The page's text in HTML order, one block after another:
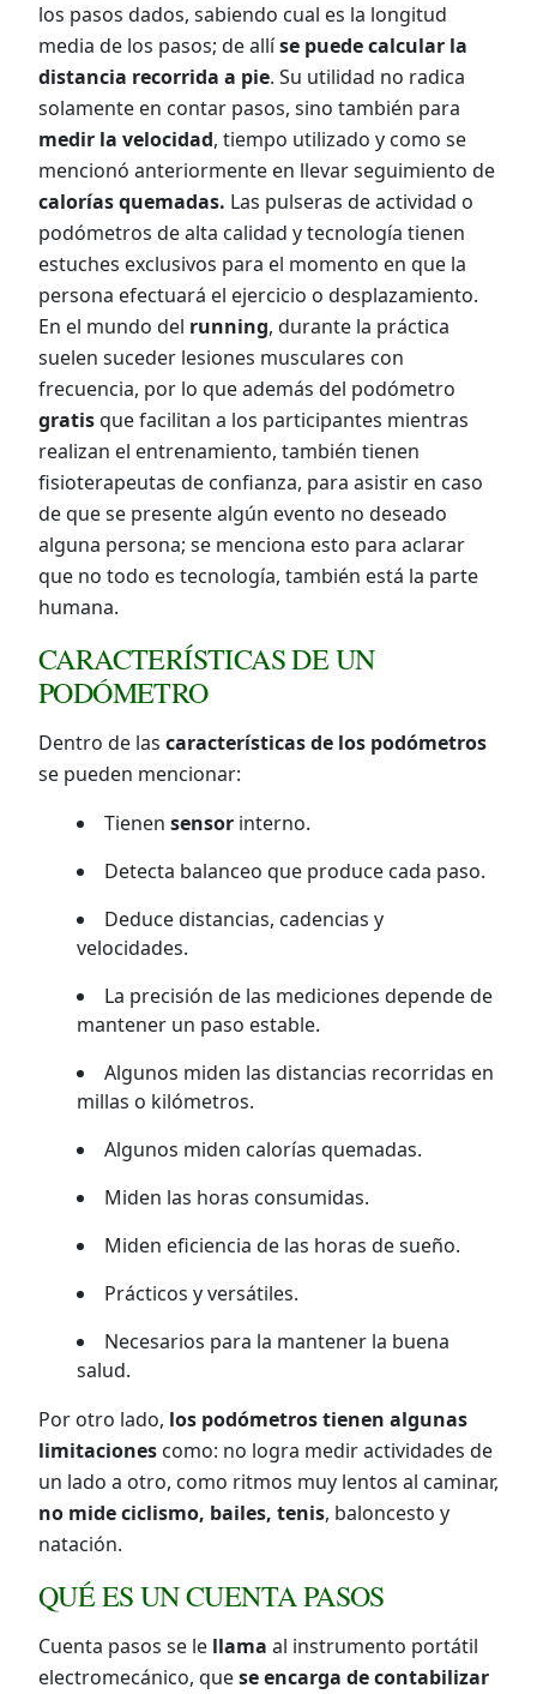
los pasos dados, sabiendo cual es la longitud
media de los pasos; de allíse puede calcular la
distancia recorrida a pie. Su utilidad no radica
solamente en contar pasos, sino también para
medir la velocidad, tiempo utilizado y como se
mencionó anteriormente en llevar seguimiento de
calorías quemadas. Las pulseras de actividad o
podómetros de alta calidad y tecnología tienen
estuches exclusivos para el momento en que la
persona efectuará el ejercicio o desplazamiento.
En el mundo del running, durante la práctica
suelen suceder lesiones musculares con
frecuencia, por lo que además del podómetro
gratisque facilitan a los participantes mientras
realizan el entrenamiento, también tienen
fisioterapeutas de confianza, para asistir en caso
de que se presente algún evento no deseado
alguna persona; se menciona esto para aclarar
que no todo es tecnología, también está la parte
humana.
CARACTERÍSTICAS DE UN
PODÓMETRO
Dentro de las características de los podómetros
se pueden mencionar:
Tienen sensor interno.
Detecta balanceo que produce cada paso.
Deduce distancias, cadencias y
velocidades.
La precisión de las mediciones depende de
mantener un paso estable.
Algunos miden las distancias recorridas en
millas o kilómetros.
Algunos miden calorías quemadas.
Miden las horas consumidas.
Miden eficiencia de las horas de sueño.
Prácticos y versátiles.
Necesarios para la mantener la buena
salud.
Por otro lado, los podómetros tienen algunas
limitaciones como: no logra medir actividades de
un lado a otro, como ritmos muy lentos al caminar,
no mide ciclismo, bailes, tenis, baloncesto y
natación.
QUÉ ES UN CUENTA PASOS
Cuenta pasos se le llama al instrumento portátil
electromecánico, quese encarga de contabilizar